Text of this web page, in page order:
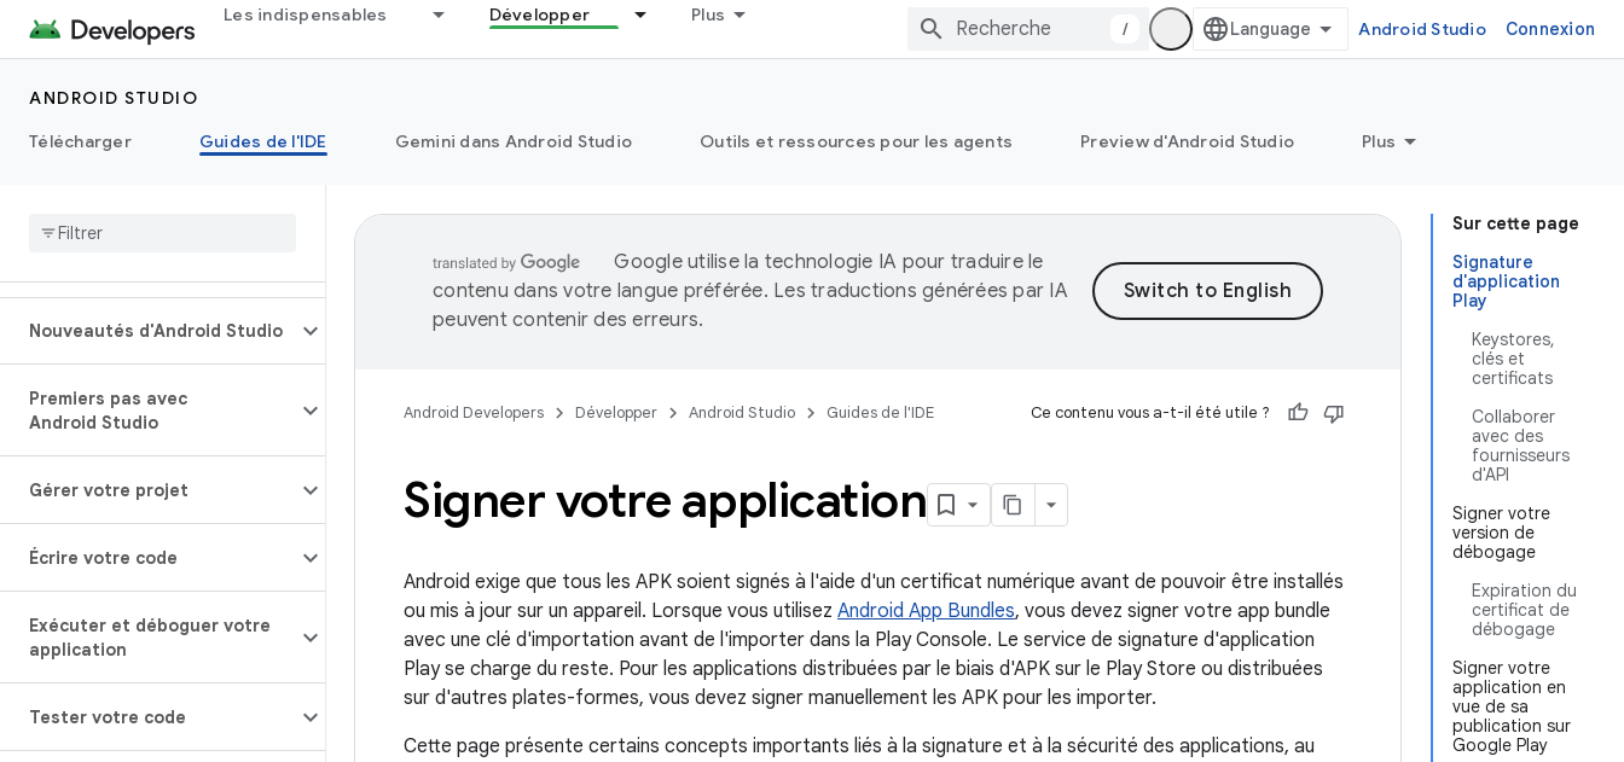
Les indispensables Développer Plus
/ Android Studio Connexion
ANDROID STUDIO
Télécharger
Guides de l'IDE Gemini dans Android Studio Outils et ressources pour les agents Preview d'Android Studio Plus
Nouveautés d'Android Studio
Premiers pas avec
Android Studio
Gérer votre projet
Écrire votre code
Exécuter et déboguer votre
application
Tester votre code
Sur cette page
Signature
d'application
Play
Keystores,
clés et
certificats
Collaborer
avec des
fournisseurs
d'API
Signer votre
version de
débogage
Expiration du
certificat de
débogage
Signer votre
application en
vue de sa
publication sur
Google Play
Google utilise la technologie IA pour traduire le
contenu dans votre langue préférée. Les traductions générées par IA
peuvent contenir des erreurs.
Android Developers Développer Android Studio Guides de l'IDE Ce contenu vous a-t-il été utile ?
Signer votre application
Android exige que tous les APK soient signés à l'aide d'un certificat numérique avant de pouvoir être installés
ou mis à jour sur un appareil. Lorsque vous utilisez Android App Bundles, vous devez signer votre app bundle
avec une clé d'importation avant de l'importer dans la Play Console. Le service de signature d'application
Play se charge du reste. Pour les applications distribuées par le biais d'APK sur le Play Store ou distribuées
sur d'autres plates-formes, vous devez signer manuellement les APK pour les importer.
Cette page présente certains concepts importants liés à la signature et à la sécurité des applications, au